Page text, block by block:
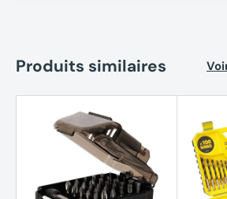
Produits similaires